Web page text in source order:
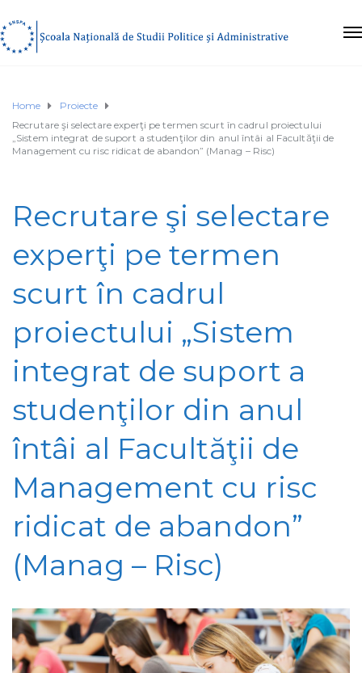
Home
Proiecte
Recrutare şi selectare experţi pe termen scurt în cadrul proiectului
„Sistem integrat de suport a studenţilor din anul întâi al Facultăţii de
Management cu risc ridicat de abandon” (Manag – Risc)
Recrutare şi selectare
experţi pe termen
scurt în cadrul
proiectului „Sistem
integrat de suport a
studenţilor din anul
întâi al Facultăţii de
Management cu risc
ridicat de abandon”
(Manag – Risc)